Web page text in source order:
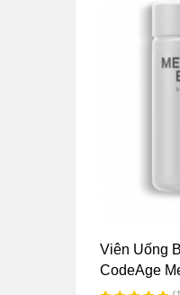
Viên Uống
CodeAge
Mỹ